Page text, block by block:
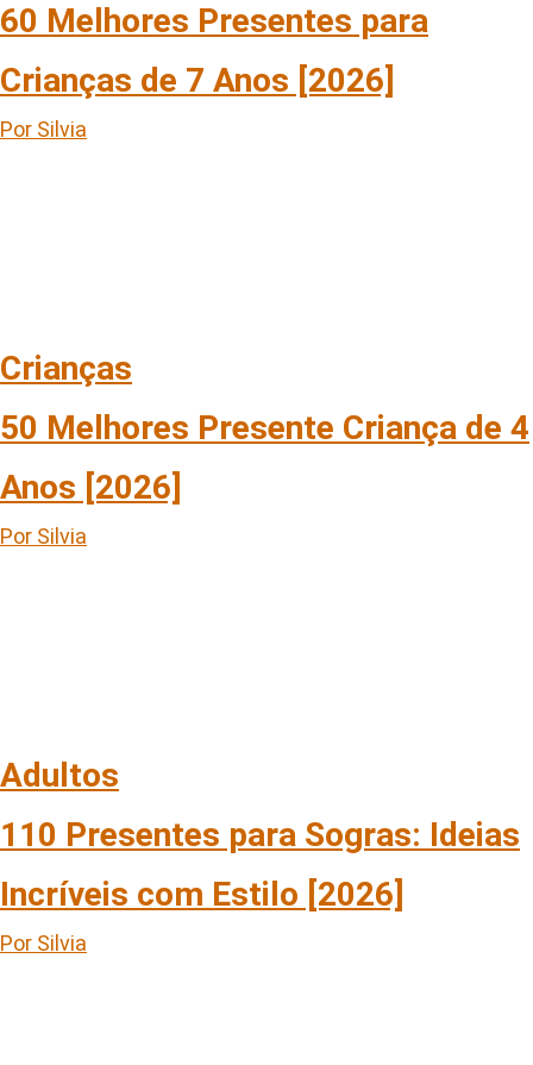
60 Melhores Presentes para
Crianças de 7 Anos [2026]
Por Silvia
Crianças
50 Melhores Presente Criança de 4
Anos [2026]
Por Silvia
Adultos
110 Presentes para Sogras: Ideias
Incríveis com Estilo [2026]
Por Silvia